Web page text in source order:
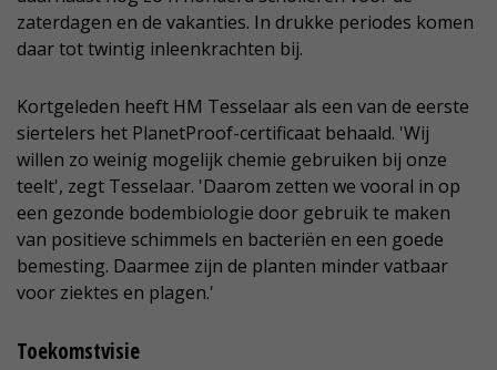
zaterdagen en de vakanties. In drukke periodes komen
daar tot twintig inleenkrachten bij.
Kortgeleden heeft HM Tesselaar als een van de eerste
siertelers het PlanetProof-certificaat behaald. 'Wij
willen zo weinig mogelijk chemie gebruiken bij onze
teelt', zegt Tesselaar. 'Daarom zetten we vooral in op
een gezonde bodembiologie door gebruik te maken
van positieve schimmels en bacteriën en een goede
bemesting. Daarmee zijn de planten minder vatbaar
voor ziektes en plagen.'
Toekomstvisie